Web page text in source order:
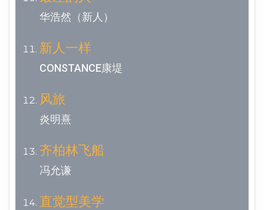
华浩然（新人）
新人一样
CONSTANCE康堤
风旅
炎明熹
齐柏林飞船
冯允谦
直觉型美学